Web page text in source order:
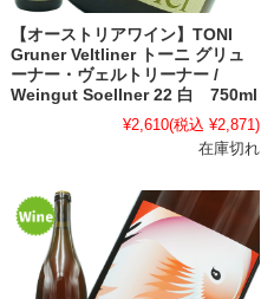
【オーストリアワイン】TONI
Gruner Veltliner トーニ グリュ
ーナー・ヴェルトリーナー /
Weingut Soellner 22 白 750ml
¥2,610(税込 ¥2,871)
在庫切れ